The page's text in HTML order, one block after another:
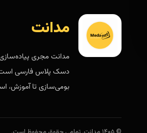
مدانت
دسک پلاس فارسی است؛
بومی‌سازی تا آموزش،